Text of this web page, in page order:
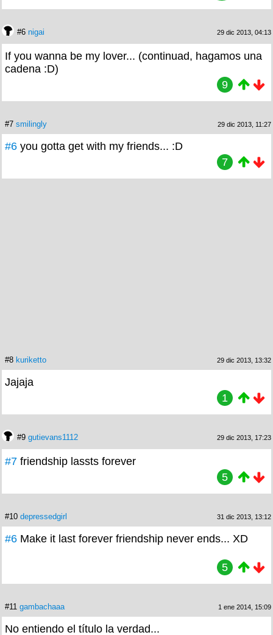
#6 nigai 29 dic 2013, 04:13
If you wanna be my lover... (continuad, hagamos una
cadena :D)
9
#7 smilingly 29 dic 2013, 11:27
#6 you gotta get with my friends... :D
7
#8 kuriketto 29 dic 2013, 13:32
Jajaja
1
#9 gutievans1112 29 dic 2013, 17:23
#7 friendship lassts forever
5
#10 depressedgirl 31 dic 2013, 13:12
#6 Make it last forever friendship never ends... XD
5
#11 gambachaaa 1 ene 2014, 15:09
No entiendo el título la verdad...